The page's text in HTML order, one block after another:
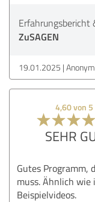
Erfahrungsbericht
ZuSAGEN
19.01.2025 Anonym
4,60 von 5
SEHR
Gutes Programm,
muss. Ähnlich wie
Beispielvideos.